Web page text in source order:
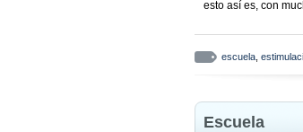
esto así es, con
escuela
Escuela